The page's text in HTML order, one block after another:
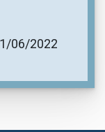
06/2022